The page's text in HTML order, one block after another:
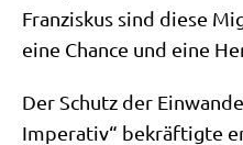
Fran­zis­kus sind die­se
eine Chan­ce und eine
Der Schutz der
Impe­ra­tiv“ bekräf­tig­te